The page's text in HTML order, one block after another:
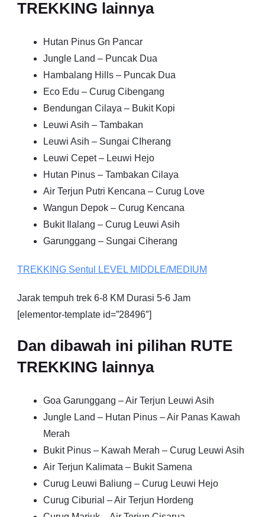
TREKKING lainnya
Hutan Pinus Gn Pancar
Jungle Land – Puncak Dua
Hambalang Hills – Puncak Dua
Eco Edu – Curug Cibengang
Bendungan Cilaya – Bukit Kopi
Leuwi Asih – Tambakan
Leuwi Asih – Sungai CIherang
Leuwi Cepet – Leuwi Hejo
Hutan Pinus – Tambakan Cilaya
Air Terjun Putri Kencana – Curug Love
Wangun Depok – Curug Kencana
Bukit Ilalang – Curug Leuwi Asih
Garunggang – Sungai Ciherang
TREKKING Sentul LEVEL MIDDLE/MEDIUM
Jarak tempuh trek 6-8 KM Durasi 5-6 Jam
[elementor-template id=”28496″]
Dan dibawah ini pilihan RUTE
TREKKING lainnya
Goa Garunggang – Air Terjun Leuwi Asih
Jungle Land – Hutan Pinus – Air Panas Kawah
Merah
Bukit Pinus – Kawah Merah – Curug Leuwi Asih
Air Terjun Kalimata – Bukit Samena
Curug Leuwi Baliung – Curug Leuwi Hejo
Curug Ciburial – Air Terjun Hordeng